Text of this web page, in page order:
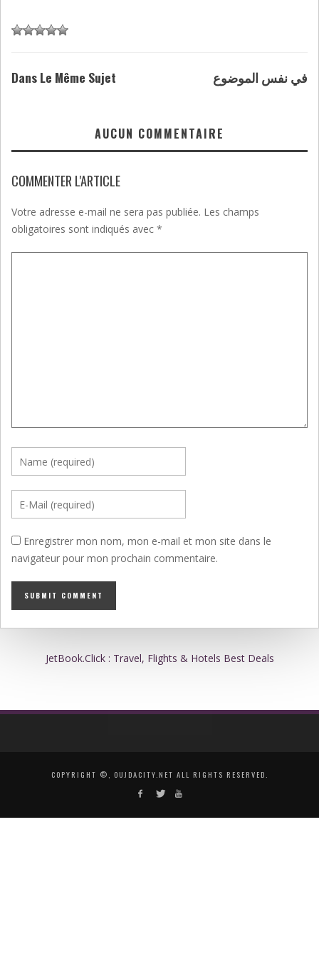
Dans Le Même Sujet في نفس الموضوع
AUCUN COMMENTAIRE
COMMENTER L'ARTICLE
Votre adresse e-mail ne sera pas publiée. Les champs
obligatoires sont indiqués avec *
Enregistrer mon nom, mon e-mail et mon site dans le
navigateur pour mon prochain commentaire.
JetBook.Click : Travel, Flights & Hotels Best Deals
COPYRIGHT ©, OUJDACITY.NET ALL RIGHTS RESERVED.